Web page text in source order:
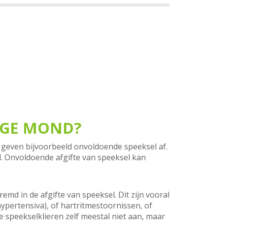
MOND?
bijvoorbeeld onvoldoende speeksel af.
afgifte van speeksel kan
in de afgifte van speeksel. Dit zijn vooral
of hartritmestoornissen, of
speekselklieren zelf meestal niet aan, maar